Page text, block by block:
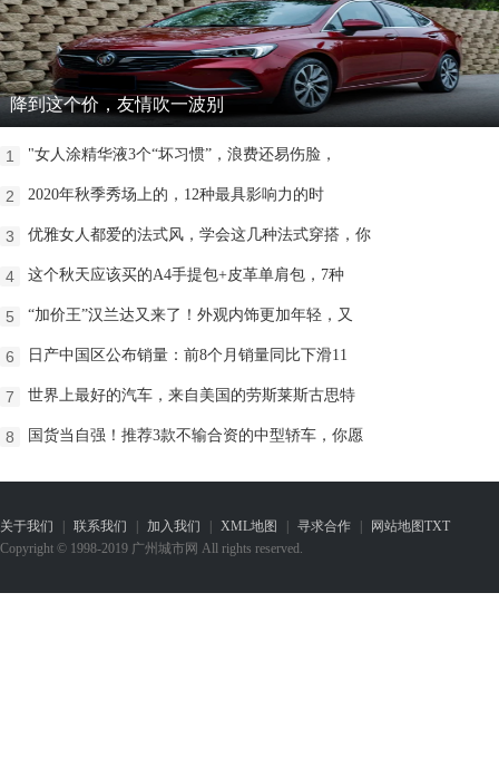
降到这个价，友情吹一波别
1 "女人涂精华液3个“坏习惯”，浪费还易伤脸，
2 2020年秋季秀场上的，12种最具影响力的时
3 优雅女人都爱的法式风，学会这几种法式穿搭，你
4 这个秋天应该买的A4手提包+皮革单肩包，7种
5 “加价王”汉兰达又来了！外观内饰更加年轻，又
6 日产中国区公布销量：前8个月销量同比下滑11
7 世界上最好的汽车，来自美国的劳斯莱斯古思特
8 国货当自强！推荐3款不输合资的中型轿车，你愿
关于我们 联系我们 加入我们 XML地图 寻求合作 网站地图TXT
Copyright © 1998-2019 广州城市网 All rights reserved.